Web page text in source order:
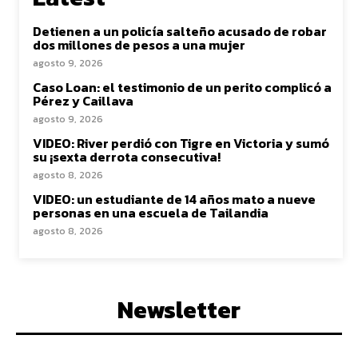
Detienen a un policía salteño acusado de robar
dos millones de pesos a una mujer
agosto 9, 2026
Caso Loan: el testimonio de un perito complicó a
Pérez y Caillava
agosto 9, 2026
VIDEO: River perdió con Tigre en Victoria y sumó
su ¡sexta derrota consecutiva!
agosto 8, 2026
VIDEO: un estudiante de 14 años mato a nueve
personas en una escuela de Tailandia
agosto 8, 2026
Newsletter